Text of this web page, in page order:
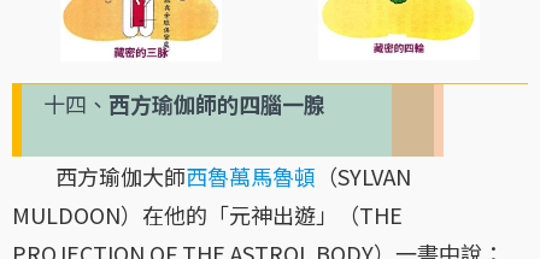
十四、 西方瑜伽師的四腦一腺
西方瑜伽大師西魯萬馬魯頓 （SYLVAN
MULDOON）在他的「元神出遊」（THE